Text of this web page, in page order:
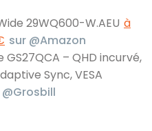
29WQ600-W.AEU à
sur @Amazon
GS27QCA – QHD incurvé,
Sync, VESA